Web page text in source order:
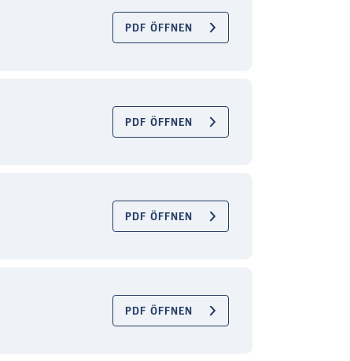
PDF ÖFFNEN
PDF ÖFFNEN
PDF ÖFFNEN
PDF ÖFFNEN